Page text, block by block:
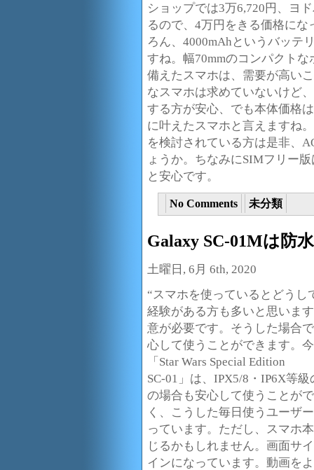
ショップでは3万6,720円、ヨ
るので、4万円をきる価格に
ろん、4000mAhというバッテ
すね。幅70mmのコンパクト
備えたスマホは、需要が高い
なスマホは求めていないけど
する方が安心、でも本体価格
に叶えたスマホと言えますね
を検討されている方は是非、
ょうか。ちなみにSIMフリー
と安心です。
No Comments 未分類
Galaxy SC-01Mは防
土曜日, 6月 6th, 2020
“スマホを使っているとどう
経験がある方も多いと思いま
意が必要です。そうした場合
心して使うことができます。
「Star Wars Special Edition
SC-01」は、IPX5/8・IP6X等
の場合も安心して使うことが
く、こうした毎日使うユーザ
っています。ただし、スマホ
じるかもしれません。画面サ
インになっています。動画を